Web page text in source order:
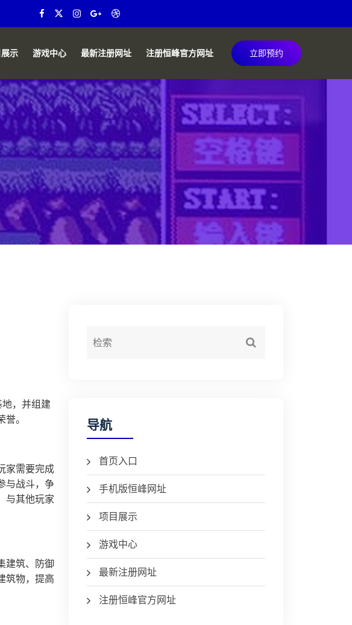
示 游戏中心 最新注册网址 注册恒峰官方网址 立即预约
，并组建
。
家需要完成
与战斗，争
与其他玩家
建筑、防御
筑物，提高
导航
首页入口
手机版恒峰网址
项目展示
游戏中心
最新注册网址
注册恒峰官方网址